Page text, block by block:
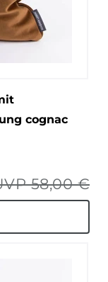
cognac
58,00 €